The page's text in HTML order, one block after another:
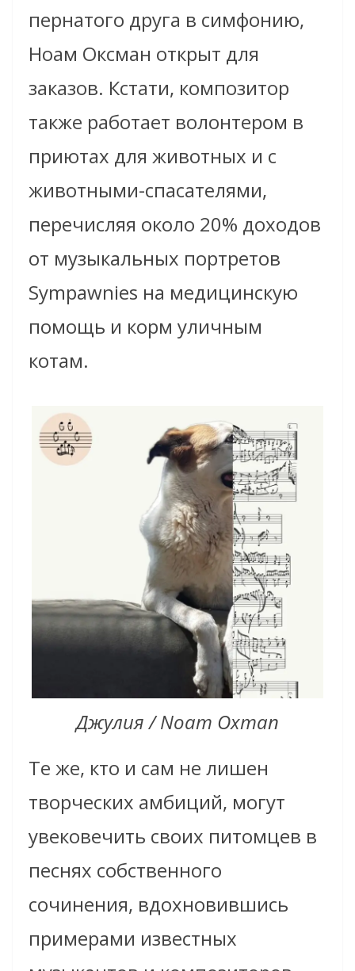
пернатого друга в симфонию,
Ноам Оксман открыт для
заказов. Кстати, композитор
также работает волонтером в
приютах для животных и с
животными-спасателями,
перечисляя около 20% доходов
от музыкальных портретов
Sympawnies на медицинскую
помощь и корм уличным
котам.
Джулия / Noam Oxman
Те же, кто и сам не лишен
творческих амбиций, могут
увековечить своих питомцев в
песнях собственного
сочинения, вдохновившись
примерами известных